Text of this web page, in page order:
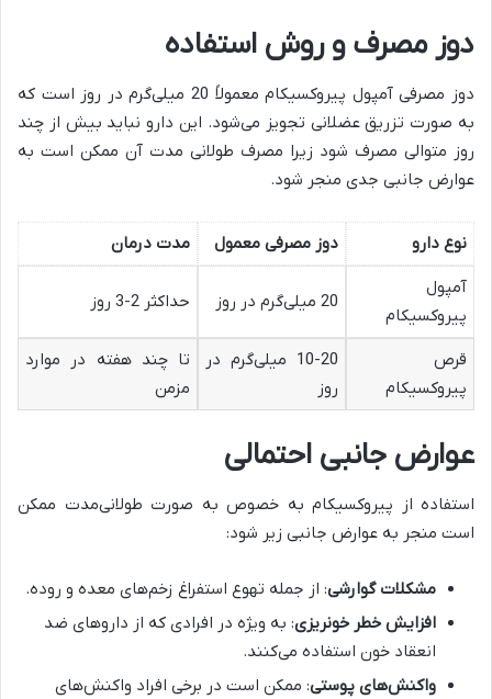
دوز مصرف و روش استفاده
دوز مصرفی آمپول پیروکسیکام معمولاً 20 میلی‌گرم در روز است که
به صورت تزریق عضلانی تجویز می‌شود. این دارو نباید بیش از چند
روز متوالی مصرف شود زیرا مصرف طولانی مدت آن ممکن است به
عوارض جانبی جدی منجر شود.
نوع دارو دوز مصرفی معمول
مدت درمان
آمپول
پیروکسیکام
20 میلی‌گرم در روز حداکثر 2-3 روز
قرص
پیروکسیکام
10-20 میلی‌گرم در
روز
تا چند هفته در موارد
مزمن
عوارض جانبی احتمالی
استفاده از پیروکسیکام به خصوص به صورت طولانی‌مدت ممکن
است منجر به عوارض جانبی زیر شود:
مشکلات گوارشی: از جمله تهوع استفراغ زخم‌های معده و روده.
افزایش خطر خونریزی: به ویژه در افرادی که از داروهای ضد
انعقاد خون استفاده می‌کنند.
واکنش‌های پوستی: ممکن است در برخی افراد واکنش‌های